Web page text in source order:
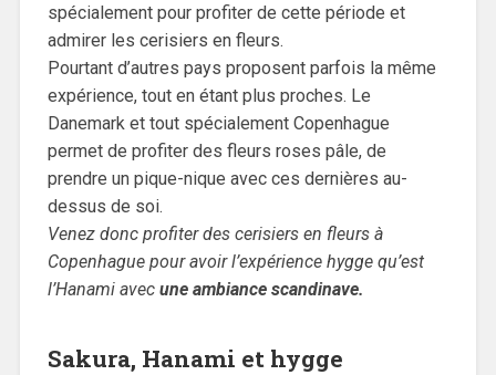
spécialement pour profiter de cette période et
admirer les cerisiers en fleurs.
Pourtant d’autres pays proposent parfois la même
expérience, tout en étant plus proches. Le
Danemark et tout spécialement Copenhague
permet de profiter des fleurs roses pâle, de
prendre un pique-nique avec ces dernières au-
dessus de soi.
Venez donc profiter des cerisiers en fleurs à
Copenhague pour avoir l’expérience hygge qu’est
l’Hanami avec une ambiance scandinave.
Sakura, Hanami et hygge